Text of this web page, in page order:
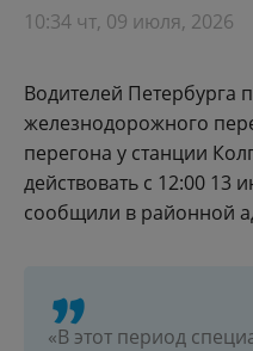
10:34 чт, 09 июля, 2026
Водителей Петербурга
железнодорожного
перегона у станции
действовать с 12:00 13
сообщили в районной
«В этот период